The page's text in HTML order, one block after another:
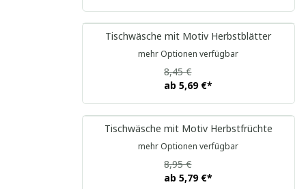
Tischwäsche mit Motiv Herbstblätter
mehr Optionen verfügbar
ab 5,69 €*
8,45 €
Tischwäsche mit Motiv Herbstfrüchte
mehr Optionen verfügbar
ab 5,79 €*
8,95 €